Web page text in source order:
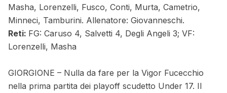
Masha, Lorenzelli, Fusco, Conti, Murta, Cametrio,
Minneci, Tamburini. Allenatore: Giovanneschi.
Reti: FG: Caruso 4, Salvetti 4, Degli Angeli 3; VF:
Lorenzelli, Masha
GIORGIONE – Nulla da fare per la Vigor Fucecchio
nella prima partita dei playoff scudetto Under 17. Il